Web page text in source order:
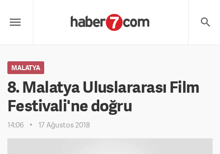
MALATYA
8. Malatya Uluslararası Film
Festivali'ne doğru
14:06 17 Ağustos 2018